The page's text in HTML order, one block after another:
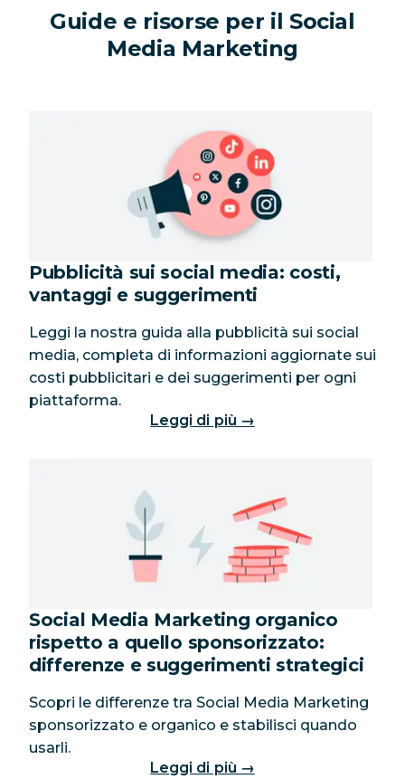
Guide e risorse per il Social
Media Marketing
Pubblicità sui social media: costi,
vantaggi e suggerimenti
Leggi la nostra guida alla pubblicità sui social
media, completa di informazioni aggiornate sui
costi pubblicitari e dei suggerimenti per ogni
piattaforma.
Leggi di più →
Social Media Marketing organico
rispetto a quello sponsorizzato:
differenze e suggerimenti strategici
Scopri le differenze tra Social Media Marketing
sponsorizzato e organico e stabilisci quando
usarli.
Leggi di più →